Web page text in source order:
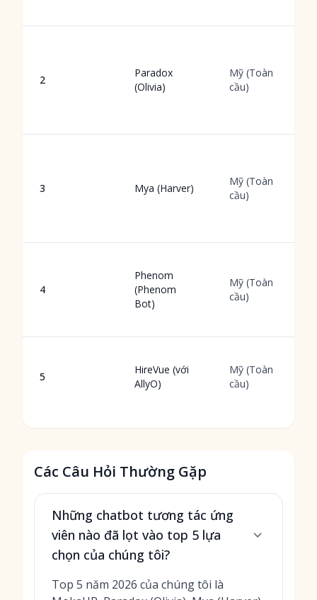
2
Paradox
(Olivia)
Mỹ (Toàn
cầu)
3 Mya (Harver)
Mỹ (Toàn
cầu)
4
Phenom
(Phenom
Bot)
Mỹ (Toàn
cầu)
5
HireVue (với
AllyO)
Mỹ (Toàn
cầu)
Các Câu Hỏi Thường Gặp
Những chatbot tương tác ứng
viên nào đã lọt vào top 5 lựa
chọn của chúng tôi?
Top 5 năm 2026 của chúng tôi là